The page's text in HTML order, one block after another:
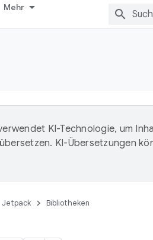
Mehr
KI-Technologie, um
KI-Übersetzungen
Jetpack Bibliotheken